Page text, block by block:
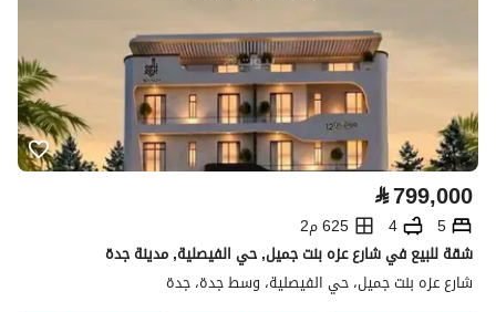
⃁799,000
5
4
625 م2
شقة للبيع في شارع عزه بنت جميل, حي الفيصلية, مدينة جدة
شارع عزه بنت جميل، حي الفيصلية، وسط جدة، جدة